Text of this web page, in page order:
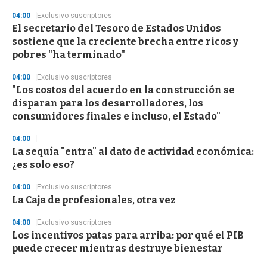
s
04:00 Exclusivo suscriptores
El secretario del Tesoro de Estados Unidos
sostiene que la creciente brecha entre ricos y
pobres "ha terminado"
04:00 Exclusivo suscriptores
"Los costos del acuerdo en la construcción se
disparan para los desarrolladores, los
consumidores finales e incluso, el Estado"
04:00
La sequía "entra" al dato de actividad económica:
¿es solo eso?
04:00 Exclusivo suscriptores
La Caja de profesionales, otra vez
04:00 Exclusivo suscriptores
Los incentivos patas para arriba: por qué el PIB
puede crecer mientras destruye bienestar